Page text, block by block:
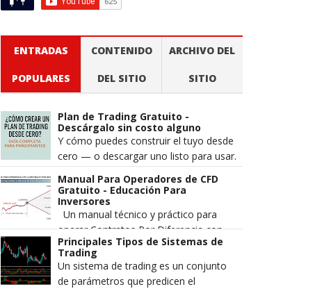
ENTRADAS
POPULARES
CONTENIDO
DEL SITIO
ARCHIVO DEL
SITIO
Plan de Trading Gratuito -
Descárgalo sin costo alguno
Y cómo puedes construir el tuyo desde
cero — o descargar uno listo para usar.
Cuando alguien pierde dinero en los
mercados, la explicación m...
Manual Para Operadores de CFD
Gratuito - Educación Para
Inversores
Un manual técnico y práctico para
operar Contratos Por Diferencia con
mayor precisión, gestión de riesgo
estructurada y una comprensión má...
Principales Tipos de Sistemas de
Trading
Un sistema de trading es un conjunto
de parámetros que predicen el